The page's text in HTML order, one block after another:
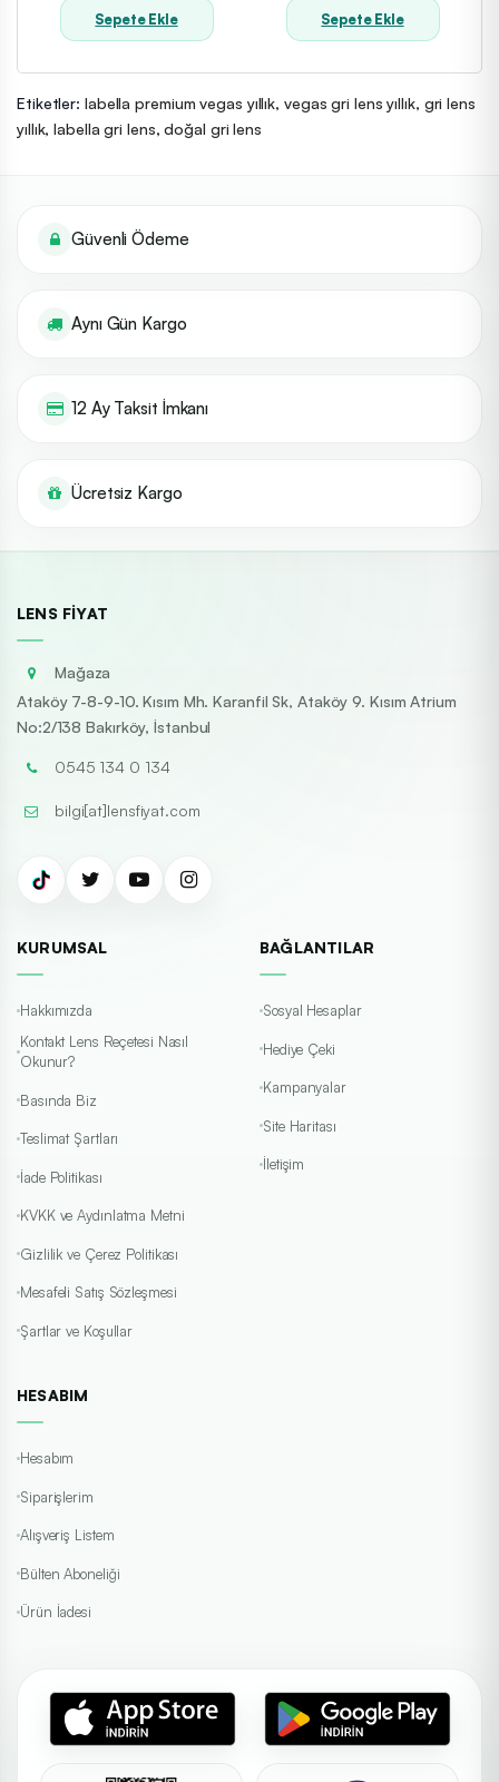
Sepete Ekle Sepete Ekle
Etiketler: labella premium vegas yıllık, vegas gri lens yıllık, gri lens
yıllık,labella gri lens,doğal gri lens
Güvenli Ödeme
Aynı Gün Kargo
12 Ay Taksit İmkanı
Ücretsiz Kargo
LENS FIYAT
Mağaza
Ataköy 7-8-9-10. Kısım Mh. Karanfil Sk, Ataköy 9. Kısım Atrium
No:2/138 Bakırköy, İstanbul
0545 134 0 134
bilgi[at]lensfiyat.com
KURUMSAL
Hakkımızda
Kontakt Lens Reçetesi Nasıl
Okunur?
Basında Biz
Teslimat Şartları
İade Politikası
KVKK ve Aydınlatma Metni
Gizlilik ve Çerez Politikası
Mesafeli Satış Sözleşmesi
Şartlar ve Koşullar
BAĞLANTILAR
Sosyal Hesaplar
Hediye Çeki
Kampanyalar
Site Haritası
İletişim
HESABIM
Hesabım
Siparişlerim
Alışveriş Listem
Bülten Aboneliği
Ürün İadesi